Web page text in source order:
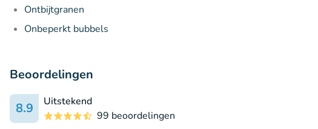
Ontbijtgranen
Onbeperkt bubbels
Beoordelingen
8.9
Uitstekend
99 beoordelingen